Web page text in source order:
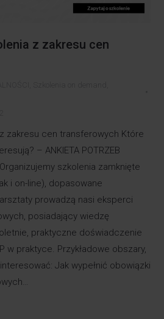
z zakresu cen
zakresu cen transferowych Które
– ANKIETA POTRZEB
Organizujemy szkolenia zamknięte
i on-line), dopasowane
prowadzą nasi eksperci
posiadający wiedzę
praktyczne doświadczenie
w praktyce. Przykładowe obszary,
Jak wypełnić obowiązki